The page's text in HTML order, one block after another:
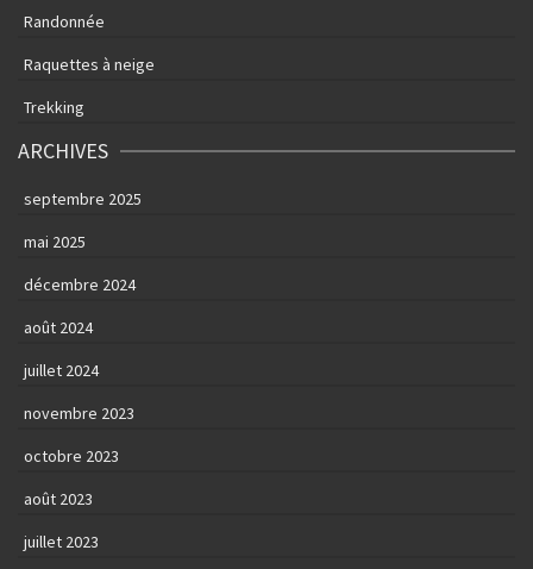
Randonnée
Raquettes à neige
Trekking
ARCHIVES
septembre 2025
mai 2025
décembre 2024
août 2024
juillet 2024
novembre 2023
octobre 2023
août 2023
juillet 2023